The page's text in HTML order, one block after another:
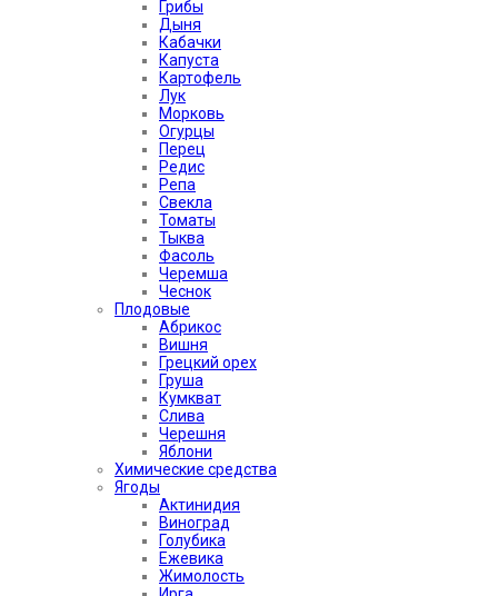
Грибы
Дыня
Кабачки
Капуста
Картофель
Лук
Морковь
Огурцы
Перец
Редис
Репа
Свекла
Томаты
Тыква
Фасоль
Черемша
Чеснок
Плодовые
Абрикос
Вишня
Грецкий орех
Груша
Кумкват
Слива
Черешня
Яблони
Химические средства
Ягоды
Актинидия
Виноград
Голубика
Ежевика
Жимолость